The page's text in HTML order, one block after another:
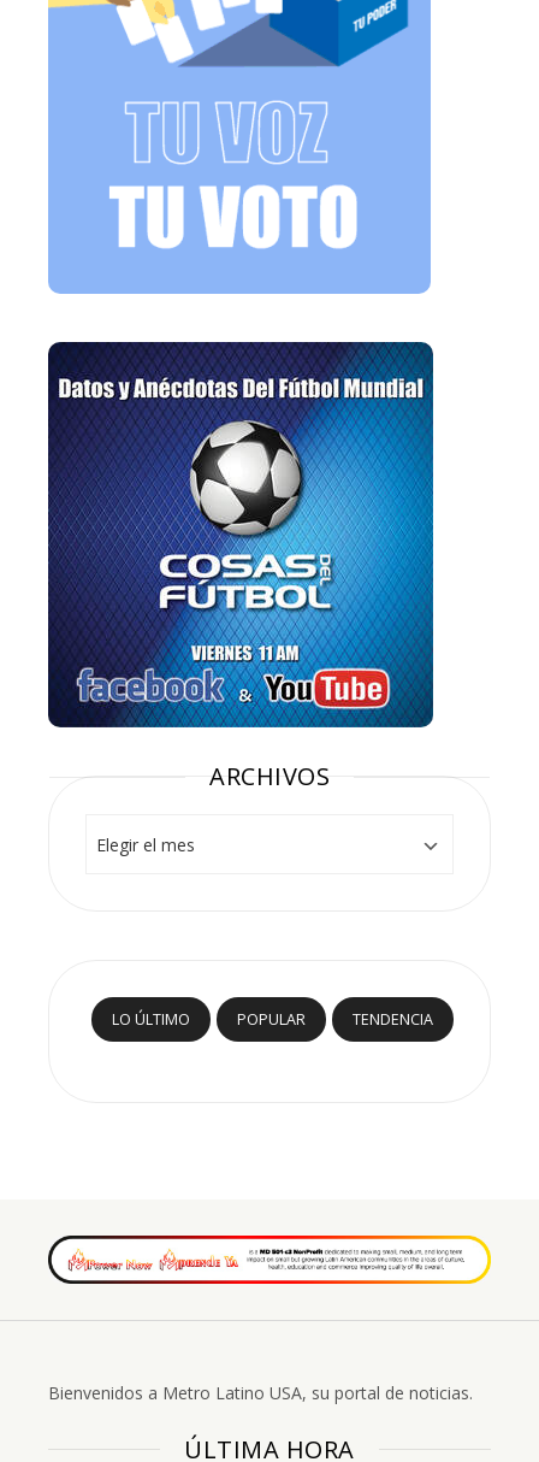
ARCHIVOS
LO ÚLTIMO POPULAR TENDENCIA
Bienvenidos a Metro Latino USA, su portal de noticias.
ÚLTIMA HORA